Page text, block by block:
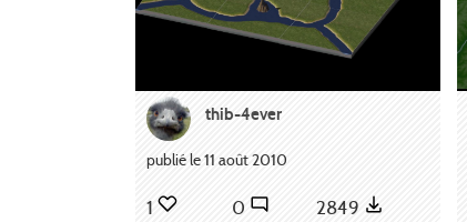
thib-4ever
publié le 11 août 2010
1 0 2849